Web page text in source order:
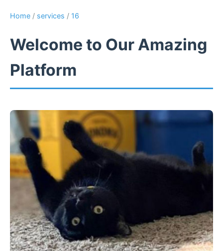
Home / services / 16
Welcome to Our Amazing
Platform